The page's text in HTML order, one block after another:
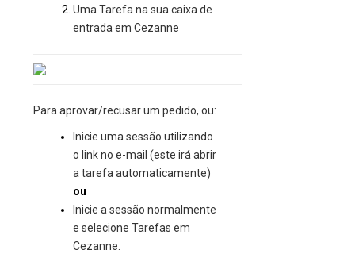
Uma Tarefa na sua caixa de
entrada em Cezanne
Para aprovar/recusar um pedido, ou:
Inicie uma sessão utilizando
o link no e-mail (este irá abrir
a tarefa automaticamente)
ou
Inicie a sessão normalmente
e selecione Tarefas em
Cezanne.